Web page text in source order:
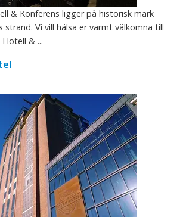
& Konferens ligger på historisk mark
strand. Vi vill hälsa er varmt välkomna till
& ...